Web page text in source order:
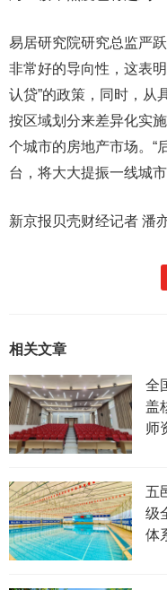
易居研究院研究总监严
非常好的导向性，这表
认贷”的政策，同时，从
按区域划分来差异化实
个城市的房地产市场。“
台，将大大提振一线城
新京报贝壳财经记者 潘
相关文章
全
盖
师
五
级
体